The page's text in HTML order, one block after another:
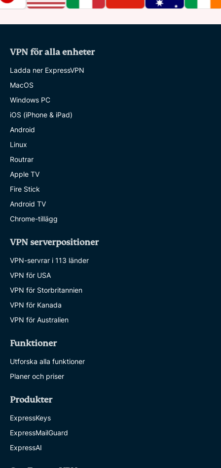
VPN för alla enheter
Ladda ner ExpressVPN
MacOS
Windows PC
iOS (iPhone & iPad)
Android
Linux
Routrar
Apple TV
Fire Stick
Android TV
Chrome-tillägg
VPN serverpositioner
VPN-servrar i 113 länder
VPN för USA
VPN för Storbritannien
VPN för Kanada
VPN för Australien
Funktioner
Utforska alla funktioner
Planer och priser
Produkter
ExpressKeys
ExpressMailGuard
ExpressAI